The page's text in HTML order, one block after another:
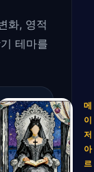
화, 영적
테마를
메
이
저
아
르
메
이
저
아
르